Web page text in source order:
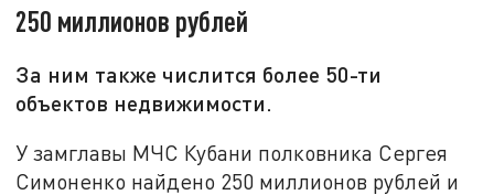
250 миллионов рублей
За ним также числится более 50-ти
объектов недвижимости.
У замглавы МЧС Кубани полковника Сергея
Симоненко найдено 250 миллионов рублей и